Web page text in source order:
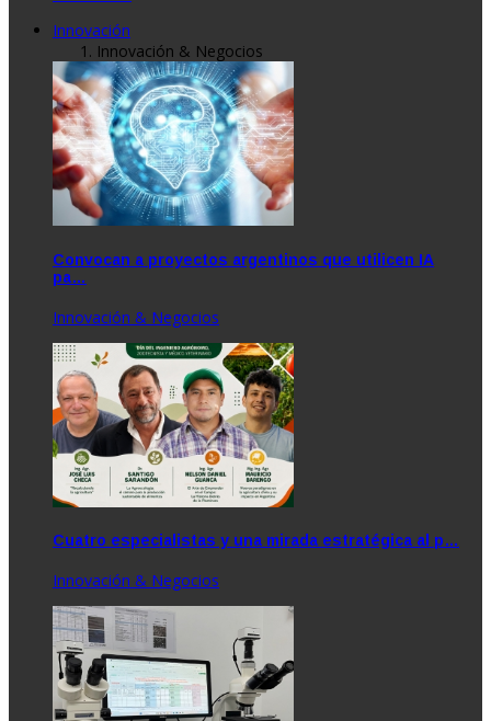
Innovación
Innovación & Negocios
Convocan a proyectos argentinos que utilicen IA
pa…
Innovación & Negocios
Cuatro especialistas y una mirada estratégica al p…
Innovación & Negocios